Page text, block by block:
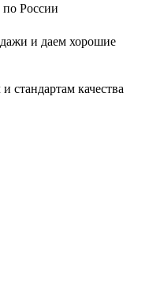
по России
и даем хорошие
стандартам качества